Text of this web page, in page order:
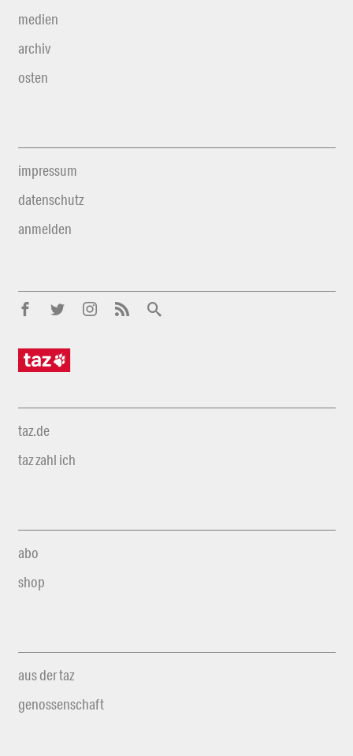
medien
archiv
osten
impressum
datenschutz
anmelden
taz.de
taz zahl ich
abo
shop
aus der taz
genossenschaft